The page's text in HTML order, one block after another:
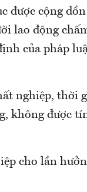
được cộng
lao động
của pháp
nghiệp, thời
không được
cho lần